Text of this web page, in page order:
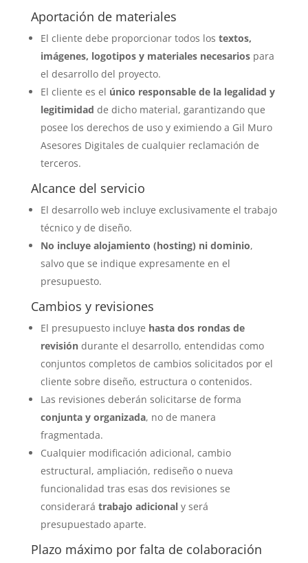
Aportación de materiales
El cliente debe proporcionar todos los textos,
imágenes, logotipos y materiales necesariospara
el desarrollo del proyecto.
El cliente es el único responsable de la legalidad y
legitimidad de dicho material, garantizando que
posee los derechos de uso y eximiendo a Gil Muro
Asesores Digitales de cualquier reclamación de
terceros.
Alcance del servicio
El desarrollo web incluye exclusivamente el trabajo
técnico y de diseño.
No incluye alojamiento (hosting) ni dominio,
salvo que se indique expresamente en el
presupuesto.
Cambios y revisiones
El presupuesto incluye hasta dos rondas de
revisióndurante el desarrollo, entendidas como
conjuntos completos de cambios solicitados por el
cliente sobre diseño, estructura o contenidos.
Las revisiones deberán solicitarse de forma
conjunta y organizada, no de manera
fragmentada.
Cualquier modificación adicional, cambio
estructural, ampliación, rediseño o nueva
funcionalidad tras esas dos revisiones se
considerará trabajo adicionaly será
presupuestado aparte.
Plazo máximo por falta de colaboración